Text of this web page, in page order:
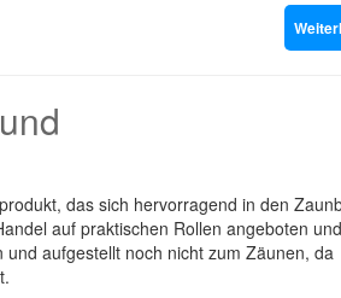
das sich hervorragend in den
auf praktischen Rollen angeboten und
aufgestellt noch nicht zum Zäunen, da